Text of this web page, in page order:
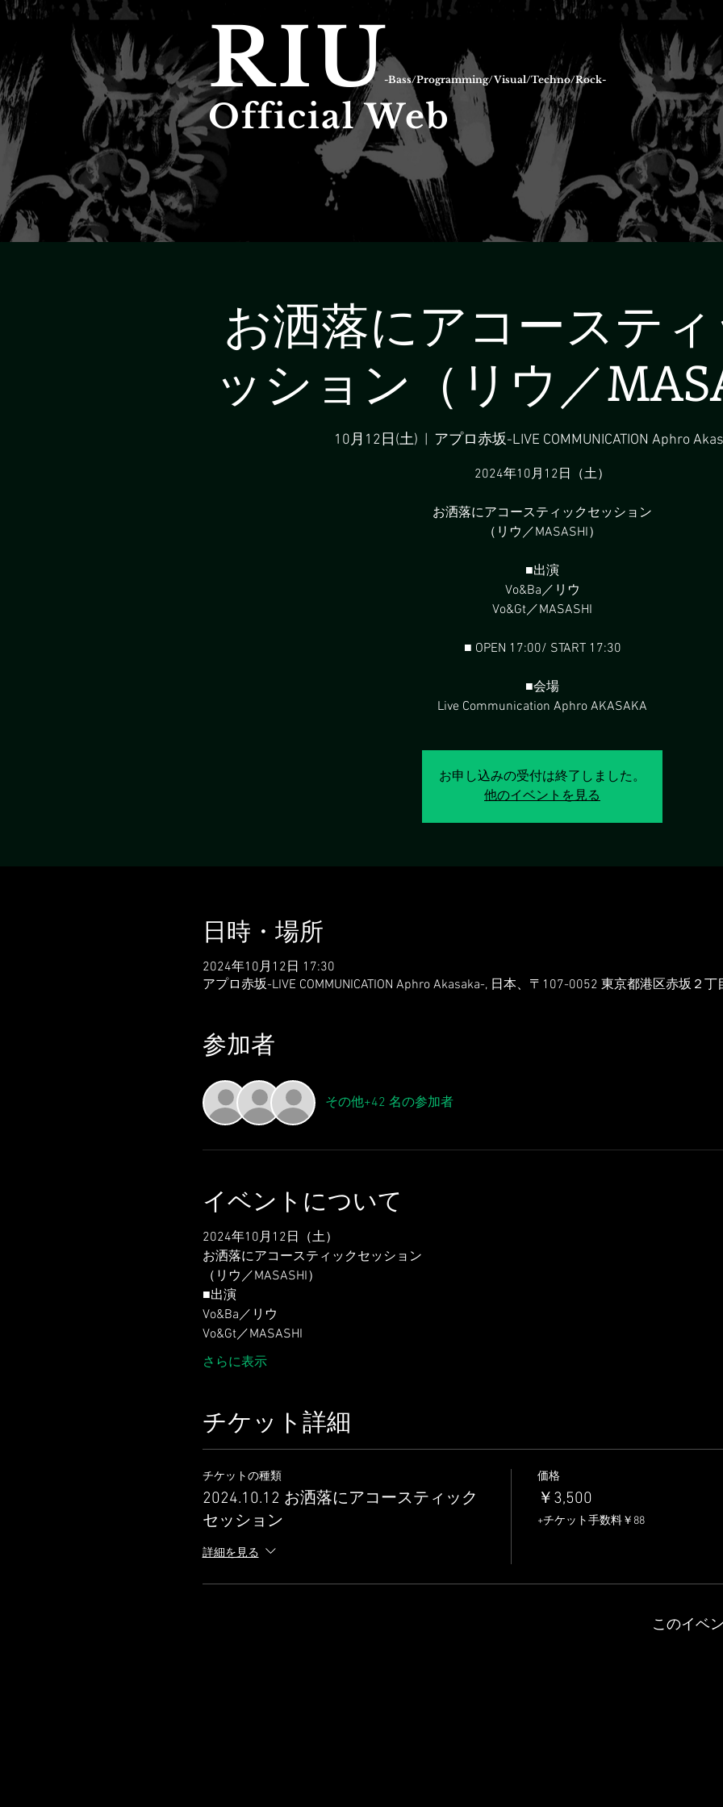
RIU
Official Web
-Bass/Programming/Visual/Techno/Rock-
お洒落にアコーステ
ッション（リウ／
10月12日(土) アプロ赤坂-LIVE COMMUNICATION Aphro
2024年10月12日（土）
お洒落にアコースティックセッション
（リウ／MASASHI）
■出演
Vo&Ba／リウ
Vo&Gt／MASASHI
■ OPEN 17:00/ START 17:30
■会場
Live Communication Aphro AKASAKA
お申し込みの受付は終了しました。
他のイベントを見る
日時・場所
2024年10月12日 17:30
アプロ赤坂-LIVE COMMUNICATION Aphro Akasaka-, 日本、〒107-0052 東京都港区赤坂２
参加者
その他+42 名の参加者
イベントについて
2024年10月12日（土）
お洒落にアコースティックセッション
（リウ／MASASHI）
■出演
Vo&Ba／リウ
Vo&Gt／MASASHI
さらに表示
チケット詳細
チケットの種類
2024.10.12 お洒落にアコースティック
セッション
詳細を見る
価格
￥3,500
+チケット手数料￥88
このイベ